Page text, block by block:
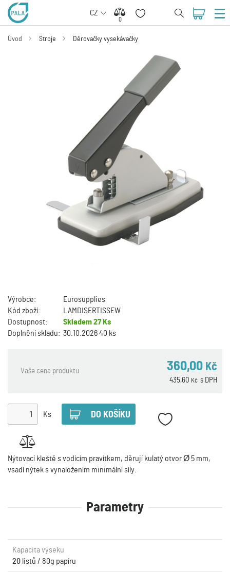
CZ
0
0
Úvod Stroje Děrovačky vysekávačky
Výrobce:
Eurosupplies
Kód zboží:
LAMDISERTISSEW
Dostupnost:
Skladem27 Ks
Doplnění skladu: 30.10.2026 40 ks
Vaše cena produktu 360,00 Kč
s DPH
435,60 Kč
Ks
Nýtovací kleště s vodícím pravítkem, děrují kulatý otvor Ø 5 mm,
vsadí nýtek s vynaložením minimální síly.
Parametry
Kapacita výseku
20 listů / 80g papíru